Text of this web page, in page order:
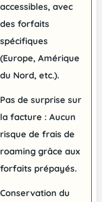
accessibles, avec
des forfaits
spécifiques
(Europe, Amérique
du Nord, etc.).
Pas de surprise sur
la facture : Aucun
risque de frais de
roaming grâce aux
forfaits prépayés.
Conservation du